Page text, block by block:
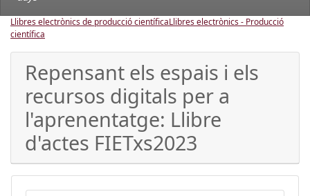
Llibres electrònics de producció científicaLlibres electrònics - Producció
científica
Repensant els espais i els
recursos digitals per a
l'aprenentatge: Llibre
d'actes FIETxs2023